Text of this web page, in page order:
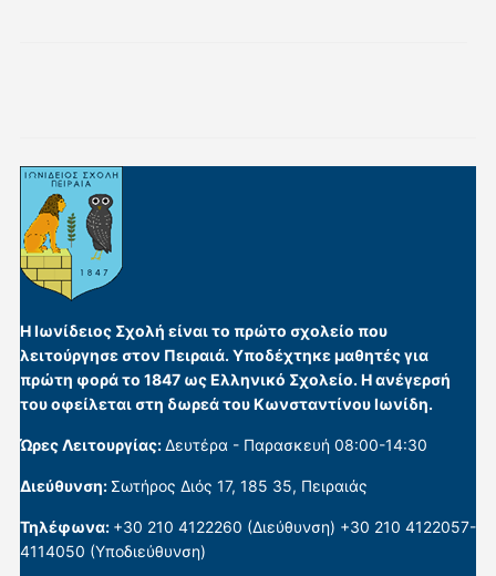
Η Ιωνίδειος Σχολή είναι το πρώτο σχολείο που
λειτούργησε στον Πειραιά. Υποδέχτηκε μαθητές για
πρώτη φορά το 1847 ως Ελληνικό Σχολείο. Η ανέγερσή
του οφείλεται στη δωρεά του Κωνσταντίνου Ιωνίδη.
Ώρες Λειτουργίας:Δευτέρα - Παρασκευή 08:00-14:30
Διεύθυνση: Σωτήρος Διός 17, 185 35, Πειραιάς
Τηλέφωνα: +30 210 4122260 (Διεύθυνση) +30 210 4122057-
4114050 (Υποδιεύθυνση)